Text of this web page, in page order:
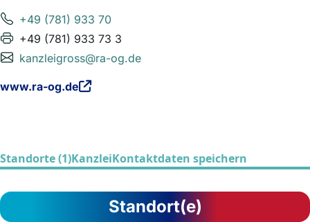
+49 (781) 933 70
+49 (781) 933 73 3
kanzleigross@ra-og.de
www.ra-og.de
Standorte (1)KanzleiKontaktdaten speichern
Standort(e)